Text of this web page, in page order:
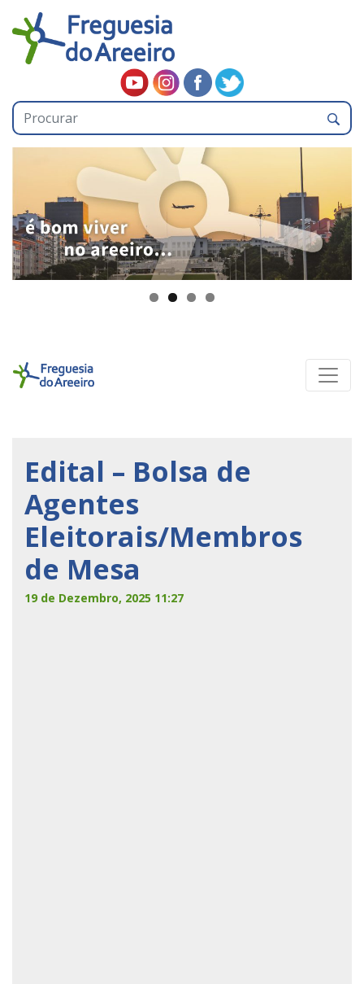
Edital – Bolsa de
Agentes
Eleitorais/Membros
de Mesa
19 de Dezembro, 2025 11:27